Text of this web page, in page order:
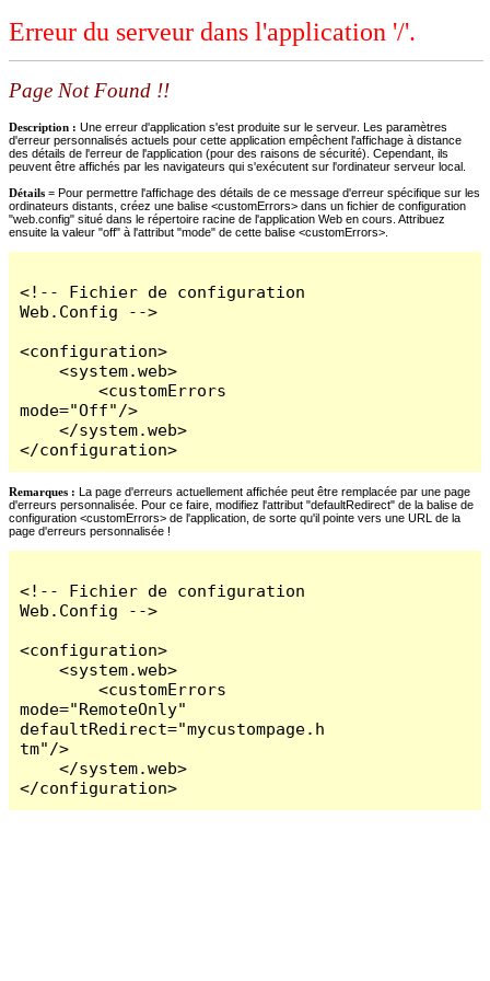
Erreur du serveur dans l'application '/'.
Page Not Found !!
Description : Une erreur d'application s'est produite sur le serveur. Les paramètres
d'erreur personnalisés actuels pour cette application empêchent l'affichage à distance
des détails de l'erreur de l'application (pour des raisons de sécurité). Cependant, ils
peuvent être affichés par les navigateurs qui s'exécutent sur l'ordinateur serveur local.
Détails = Pour permettre l'affichage des détails de ce message d'erreur spécifique sur les
ordinateurs distants, créez une balise <customErrors> dans un fichier de configuration
"web.config" situé dans le répertoire racine de l'application Web en cours. Attribuez
ensuite la valeur "off" à l'attribut "mode" de cette balise <customErrors>.
<!-- Fichier de configuration
Web.Config -->
<configuration>
    <system.web>
        <customErrors
mode="Off"/>
    </system.web>
</configuration>
Remarques : La page d'erreurs actuellement affichée peut être remplacée par une page
d'erreurs personnalisée. Pour ce faire, modifiez l'attribut "defaultRedirect" de la balise de
configuration <customErrors> de l'application, de sorte qu'il pointe vers une URL de la
page d'erreurs personnalisée !
<!-- Fichier de configuration
Web.Config -->
<configuration>
    <system.web>
        <customErrors
mode="RemoteOnly"
defaultRedirect="mycustompage.h
tm"/>
    </system.web>
</configuration>